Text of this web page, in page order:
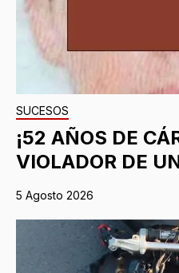
SUCESOS
¡52 AÑOS DE
VIOLADOR DE
5 Agosto 2026